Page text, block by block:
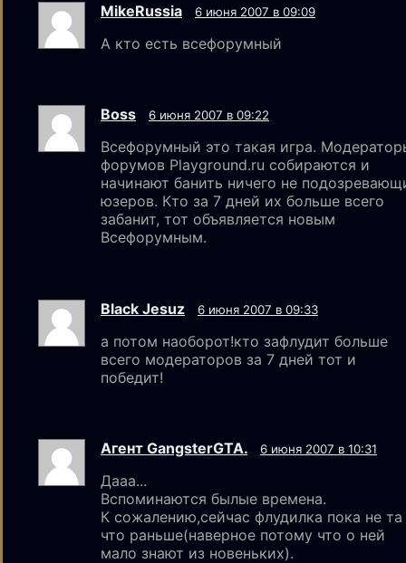
MikeRussia 6 июня 2007 в 09:09
А кто есть всефорумный
Boss 6 июня 2007 в 09:22
Всефорумный это такая игра.
форумов Playground.ru собираются и
начинают банить ничего не
юзеров. Кто за 7 дней их больше всего
забанит, тот объявляется новым
Всефорумным.
Black Jesuz 6 июня 2007 в 09:33
а потом наоборот!кто зафлудит больше
всего модераторов за 7 дней тот и
победит!
Агент GangsterGTA. 6 июня 2007 в 10:31
Дааа...
Вспоминаются былые времена.
К сожалению,сейчас флудилка пока не та
что раньше(наверное потому что о ней
мало знают из новеньких).